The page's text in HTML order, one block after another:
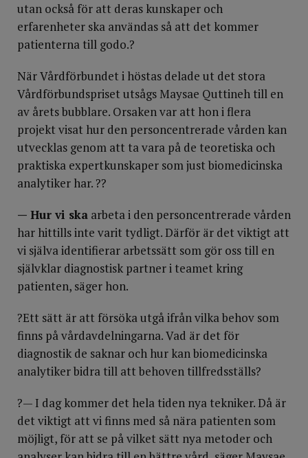
utan också för att deras kunskaper och
erfarenheter ska användas så att det kommer
patienterna till godo.?
När Vårdförbundet i höstas delade ut det stora
Vårdförbundspriset utsågs Maysae Quttineh till en
av årets bubblare. Orsaken var att hon i flera
projekt visat hur den personcentrerade vården kan
utvecklas genom att ta vara på de teoretiska och
praktiska expertkunskaper som just biomedicinska
analytiker har. ??
— Hur vi ska arbeta i den personcentrerade vården
har hittills inte varit tydligt. Därför är det viktigt att
vi själva identifierar arbetssätt som gör oss till en
självklar diagnostisk partner i teamet kring
patienten, säger hon.
?Ett sätt är att försöka utgå ifrån vilka behov som
finns på vårdavdelningarna. Vad är det för
diagnostik de saknar och hur kan biomedicinska
analytiker bidra till att behoven tillfredsställs?
?— I dag kommer det hela tiden nya tekniker. Då är
det viktigt att vi finns med så nära patienten som
möjligt, för att se på vilket sätt nya metoder och